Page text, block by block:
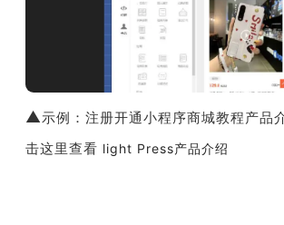
▲示例：注册开通小程序商城教程产品
击这里查看 light Press产品介绍